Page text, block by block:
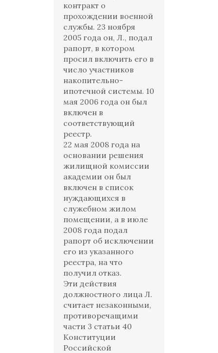
контракт о
прохождении военной
службы. 23 ноября
2005 года он, Л., подал
рапорт, в котором
просил включить его в
число участников
накопительно-
ипотечной системы. 10
мая 2006 года он был
включен в
соответствующий
реестр.
22 мая 2008 года на
основании решения
жилищной комиссии
академии он был
включен в список
нуждающихся в
служебном жилом
помещении, а в июле
2008 года подал
рапорт об исключении
его из указанного
реестра, на что
получил отказ.
Эти действия
должностного лица Л.
считает незаконными,
противоречащими
части 3 статьи 40
Конституции
Российской